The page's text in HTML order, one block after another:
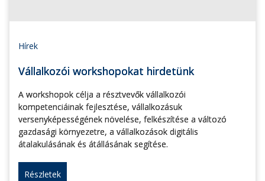
Hírek
Vállalkozói workshopokat hirdetünk
A workshopok célja a résztvevők vállalkozói
kompetenciáinak fejlesztése, vállalkozásuk
versenyképességének növelése, felkészítése a változó
gazdasági környezetre, a vállalkozások digitális
átalakulásának és átállásának segítése.
Részletek